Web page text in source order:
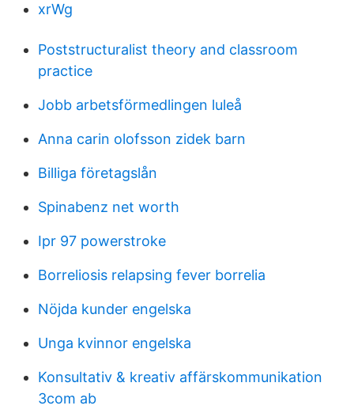
xrWg
Poststructuralist theory and classroom
practice
Jobb arbetsförmedlingen luleå
Anna carin olofsson zidek barn
Billiga företagslån
Spinabenz net worth
Ipr 97 powerstroke
Borreliosis relapsing fever borrelia
Nöjda kunder engelska
Unga kvinnor engelska
Konsultativ & kreativ affärskommunikation
3com ab